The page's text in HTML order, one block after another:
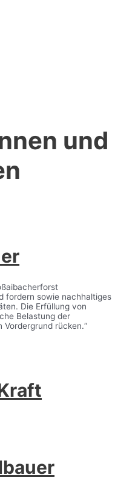
und
fordern sowie nachhaltiges
Die Erfüllung von
Belastung der
Vordergrund rücken.“